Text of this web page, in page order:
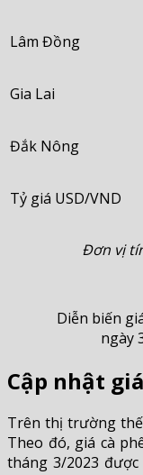
Lâm Đồng
Gia Lai
Đắk Nông
Tỷ giá USD/VND
Đơn vị
Diễn biến
ngày
Cập nhật
Trên thị trường
Theo đó, giá cà
tháng 3/2023